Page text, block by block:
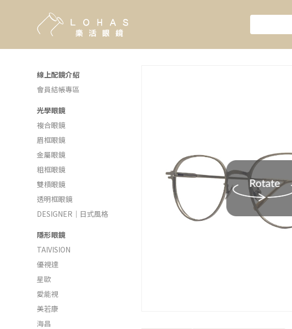
線上配鏡介紹
會員結帳專區
光學眼鏡
複合眼鏡
眉框眼鏡
金屬眼鏡
粗框眼鏡
雙槓眼鏡
透明框眼鏡
DESIGNER｜日式風格
隱形眼鏡
TAIVISION
優視達
星歐
愛能視
美若康
海昌